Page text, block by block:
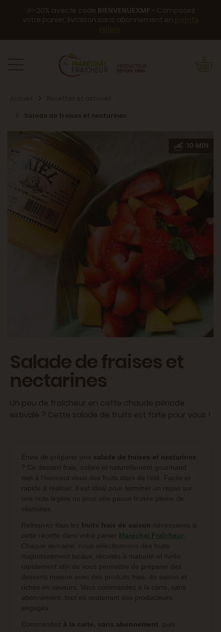
🎉-20% avec le code BIENVENUEXMF - Composez
votre panier, livraison sans abonnement en
.
Salade de fraises et nectarines
10 MIN
Salade de fraises et
nectarines
Un peu de fraîcheur en cette chaude période
estivale ? Cette salade de fruits est faite pour vous !
Envie de préparer une salade de fraises et nectarines
? Ce dessert frais, coloré et naturellement gourmand
met à l'honneur deux des fruits stars de l'été. Facile et
rapide à réaliser, il est idéal pour terminer un repas sur
une note légère ou pour une pause fruitée pleine de
vitamines.
Retrouvez tous les fruits frais de saison nécessaires à
cette recette dans votre panier Maréchal Fraîcheur
Chaque semaine, nous sélectionnons des fruits
majoritairement locaux, récoltés à maturité et livrés
rapidement afin de vous permettre de préparer des
desserts maison avec des produits frais, de saison et
riches en saveurs. Vous commandez à la carte, sans
abonnement, tout en soutenant des producteurs
engagés.
Commandez à la carte, sans abonnement , puis